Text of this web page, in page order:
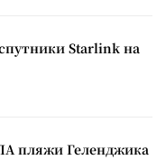
Starlink на
пляжи Геленджика